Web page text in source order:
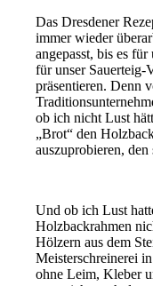
Das Dresdener
immer wieder
angepasst, bis es
für unser
präsentieren. Denn
ob ich nicht Lust
„Brot“ den
auszuprobieren,
Und ob ich Lust
Holzbackrahmen
Hölzern aus dem
Meisterschreinerei
ohne Leim, Kleber